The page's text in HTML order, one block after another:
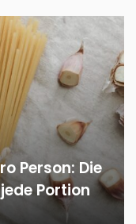
Person: Die
Portion